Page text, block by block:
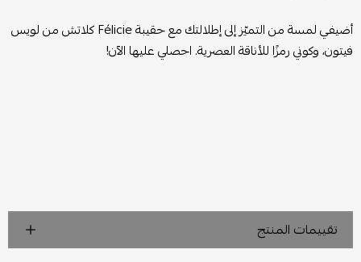
أضيفي لمسة من التميّز إلى إطلالتك مع حقيبة Félicie كلاتش من لويس
فيتون، وكوني رمزًا للأناقة العصرية. احصلي عليها الآن!
تقييمات المنتج